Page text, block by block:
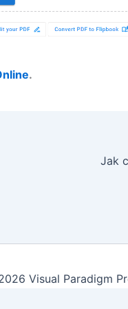
.
Jak
Visual Paradigm